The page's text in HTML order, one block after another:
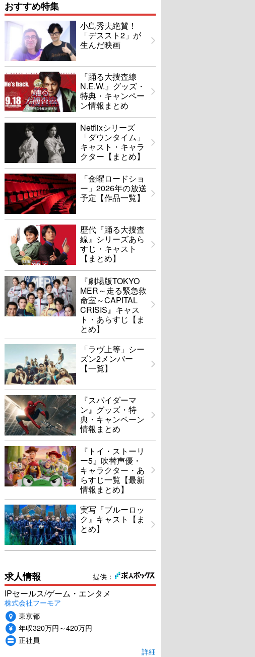
イントゥ・ザ・ワイルド
おすすめ特集
小島秀夫絶賛！
「デススト2」が
生んだ映画
『踊る大捜査線
N.E.W.』グッズ・
特典・キャンペー
ン情報まとめ
Netflixシリーズ
「ダウンタイム」
キャスト・キャラ
クター【まとめ】
「金曜ロードショ
ー」2026年の放送
予定【作品一覧】
歴代『踊る大捜査
線』シリーズあら
すじ・キャスト
【まとめ】
『劇場版TOKYO
MER～走る緊急救
命室～CAPITAL
CRISIS』キャス
ト・あらすじ【ま
とめ】
「ラヴ上等」シー
ズン2メンバー
【一覧】
『スパイダーマ
ン』グッズ・特
典・キャンペーン
情報まとめ
『トイ・ストーリ
ー5』吹替声優・
キャラクター・あ
らすじ一覧【最新
情報まとめ】
実写『ブルーロッ
ク』キャスト【ま
とめ】
提供：
求人情報
IPセールス/ゲーム・エンタメ
株式会社フーモア
東京都
年収320万円～420万円
正社員
詳細